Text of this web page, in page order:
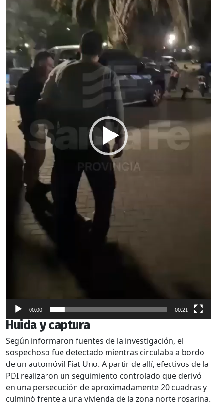
00:00 00:21
Huida y captura
Según informaron fuentes de la investigación, el
sospechoso fue detectado mientras circulaba a bordo
de un automóvil Fiat Uno. A partir de allí, efectivos de la
PDI realizaron un seguimiento controlado que derivó
en una persecución de aproximadamente 20 cuadras y
culminó frente a una vivienda de la zona norte rosarina.